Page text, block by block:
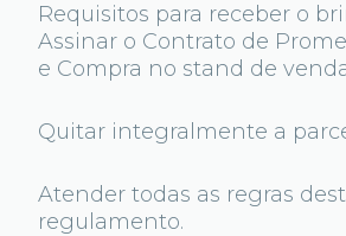
Requisitos para receber o
Assinar o Contrato de
e Compra no stand de
Quitar integralmente a
Atender todas as regras
regulamento.